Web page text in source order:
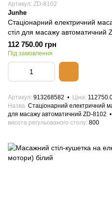
Артикул: ZD-8102
Junhe
Стаціонарний електричний
стіл для масажу автоматичний
112 750.00 грн
Під замовлення
Артикул 913268582 Ціна
Назва Стаціонарний електричний
для масажу автоматичний ZD-8102
висота регульованого столу 800